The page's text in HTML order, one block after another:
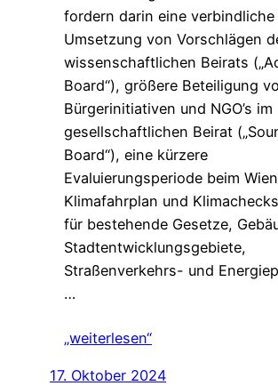
fordern darin eine verbindliche
Umsetzung von Vorschlägen
wissenschaftlichen Beirats
Board“), größere Beteiligung
Bürgerinitiativen und NGO’s im
gesellschaftlichen Beirat
Board“), eine kürzere
Evaluierungsperiode beim
Klimafahrplan und
für bestehende Gesetze,
Stadtentwicklungsgebiete,
Straßenverkehrs- und
…
„weiterlesen“
17. Oktober 2024